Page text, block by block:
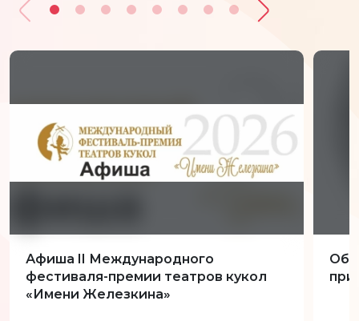
Афиша II Международного
фестиваля-премии театров кукол
«Имени Железкина»